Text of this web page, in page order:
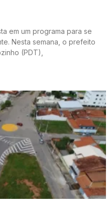
em um programa para se
Nesta semana, o prefeito
(PDT),